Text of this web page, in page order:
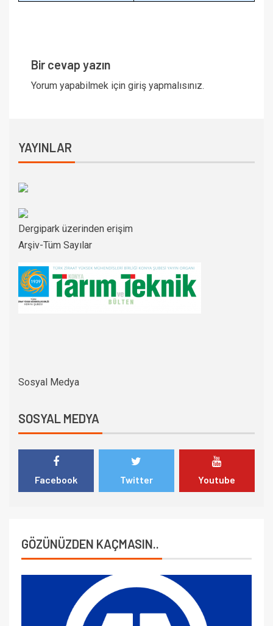
Bir cevap yazın
Yorum yapabilmek için giriş yapmalısınız.
YAYINLAR
Dergipark üzerinden erişim
Arşiv-Tüm Sayılar
Sosyal Medya
SOSYAL MEDYA
Facebook Twitter Youtube
GÖZÜNÜZDEN KAÇMASIN..